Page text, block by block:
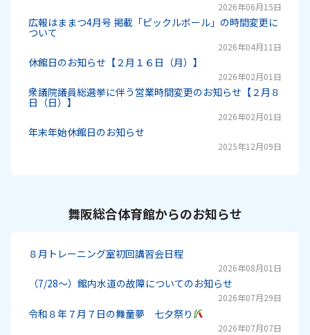
2026年06月15日
広報はままつ4月号 掲載「ピックルボール」の時間変更に
ついて
2026年04月11日
休館日のお知らせ【２月１６日（月）】
2026年02月01日
衆議院議員総選挙に伴う営業時間変更のお知らせ【２月８
日（日）】
2026年02月01日
年末年始休館日のお知らせ
2025年12月09日
舞阪総合体育館からのお知らせ
８月トレーニング室初回講習会日程
2026年08月01日
（7/28～）館内水道の故障についてのお知らせ
2026年07月29日
令和８年７月７日の舞童夢 七夕祭り
2026年07月07日